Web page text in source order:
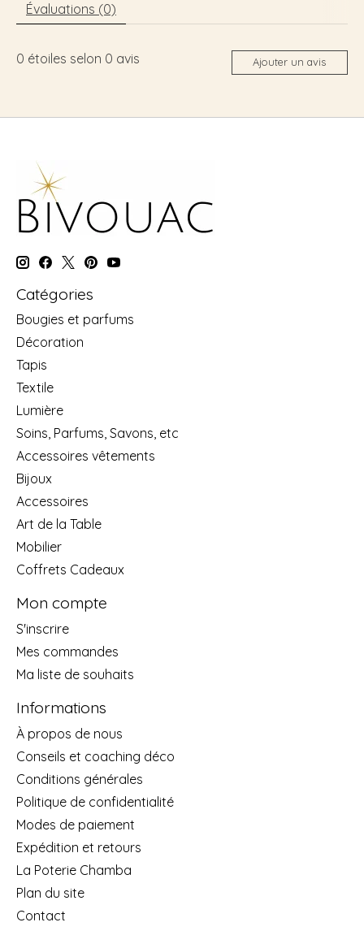
Évaluations (0)
0 étoiles selon 0 avis Ajouter un avis
Catégories
Bougies et parfums
Décoration
Tapis
Textile
Lumière
Soins, Parfums, Savons, etc
Accessoires vêtements
Bijoux
Accessoires
Art de la Table
Mobilier
Coffrets Cadeaux
Mon compte
S'inscrire
Mes commandes
Ma liste de souhaits
Informations
À propos de nous
Conseils et coaching déco
Conditions générales
Politique de confidentialité
Modes de paiement
Expédition et retours
La Poterie Chamba
Plan du site
Contact